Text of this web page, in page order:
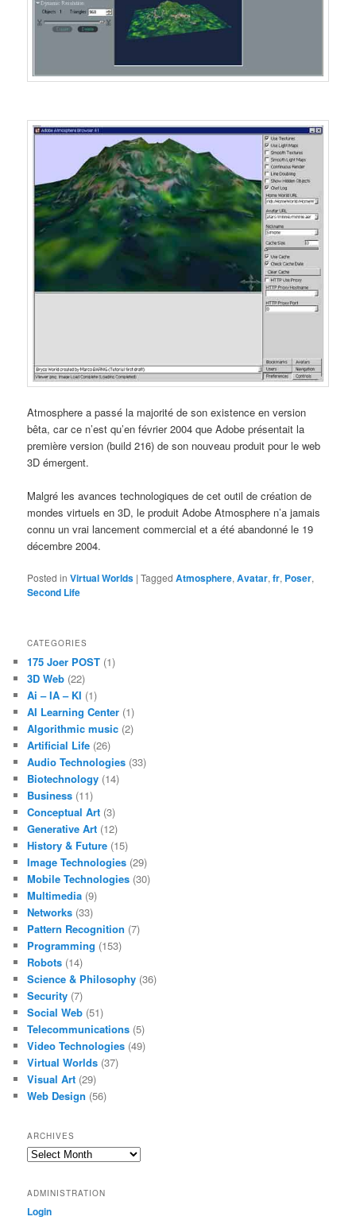
Atmosphere a passé la majorité de son existence en version
bêta, car ce n’est qu’en février 2004 que Adobe présentait la
première version (build 216) de son nouveau produit pour le web
3D émergent.
Malgré les avances technologiques de cet outil de création de
mondes virtuels en 3D, le produit Adobe Atmosphere n’a jamais
connu un vrai lancement commercial et a été abandonné le 19
décembre 2004.
Posted in Virtual Worlds |Tagged Atmosphere,Avatar,fr, Poser,
Second Life
CATEGORIES
175 Joer POST (1)
3D Web (22)
Ai – IA – KI (1)
AI Learning Center (1)
Algorithmic music (2)
Artificial Life (26)
Audio Technologies (33)
Biotechnology (14)
Business (11)
Conceptual Art (3)
Generative Art (12)
History & Future (15)
Image Technologies (29)
Mobile Technologies (30)
Multimedia (9)
Networks (33)
Pattern Recognition (7)
Programming (153)
Robots (14)
Science & Philosophy (36)
Security (7)
Social Web (51)
Telecommunications (5)
Video Technologies (49)
Virtual Worlds (37)
Visual Art (29)
Web Design (56)
ARCHIVES
Archives
ADMINISTRATION
Login